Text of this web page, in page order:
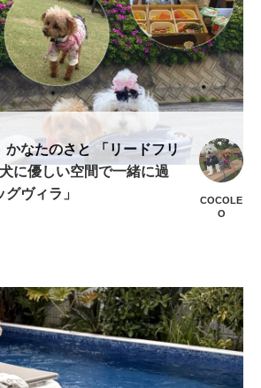
かなたのさと 「リードフリ
に優しい空間で一緒に過
ヴィラ」
COCOLE
O